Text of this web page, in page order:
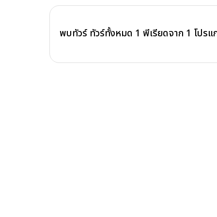
พบทัวร์ ทัวร์ทั้งหมด 1 พีเรียดจาก 1 โปรแ